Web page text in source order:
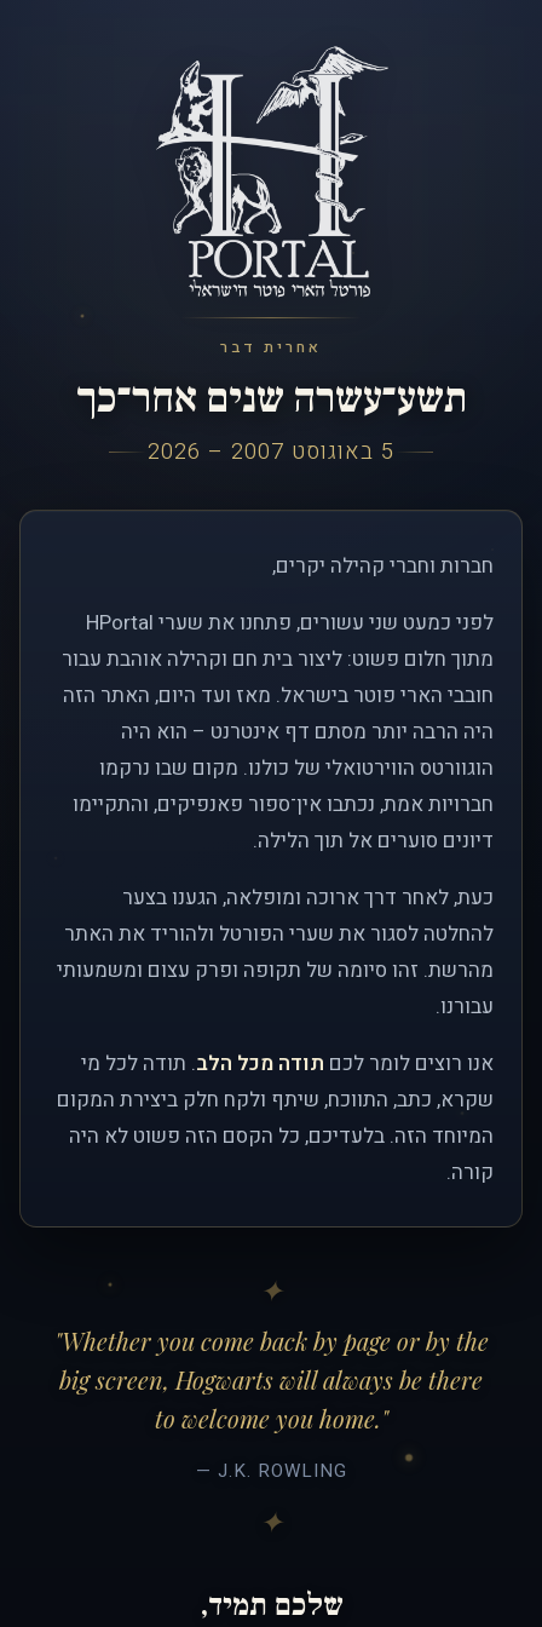
אחרית דבר
תשע־עשרה שנים אחר־כך
5 באוגוסט 2007 – 2026
חברות וחברי קהילה יקרים,
לפני כמעט שני עשורים, פתחנו את שערי HPortal
מתוך חלום פשוט: ליצור בית חם וקהילה אוהבת עבור
חובבי הארי פוטר בישראל. מאז ועד היום, האתר הזה
היה הרבה יותר מסתם דף אינטרנט – הוא היה
הוגוורטס הווירטואלי של כולנו. מקום שבו נרקמו
חברויות אמת, נכתבו אין־ספור פאנפיקים, והתקיימו
דיונים סוערים אל תוך הלילה.
כעת, לאחר דרך ארוכה ומופלאה, הגענו בצער
להחלטה לסגור את שערי הפורטל ולהוריד את האתר
מהרשת. זהו סיומה של תקופה ופרק עצום ומשמעותי
עבורנו.
אנו רוצים לומר לכם תודה מכל הלב. תודה לכל מי
שקרא, כתב, התווכח, שיתף ולקח חלק ביצירת המקום
המיוחד הזה. בלעדיכם, כל הקסם הזה פשוט לא היה
קורה.
"Whether you come back by page or by the
big screen, Hogwarts will always be there
to welcome you home."
— J.K. ROWLING
שלכם תמיד,